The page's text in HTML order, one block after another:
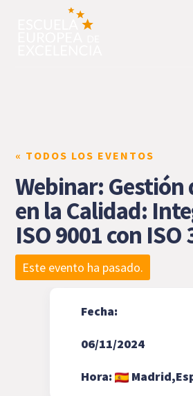
« TODOS LOS EVENTOS
Webinar: Gestión
en la Calidad:
ISO 9001 con ISO
Este evento ha pasado.
Fecha:
06/11/2024
Hora: Madrid,